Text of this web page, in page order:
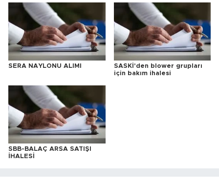
SERA NAYLONU ALIMI
SASKİ'den blower grupları
için bakım ihalesi
SBB-BALAÇ ARSA SATIŞI
İHALESİ